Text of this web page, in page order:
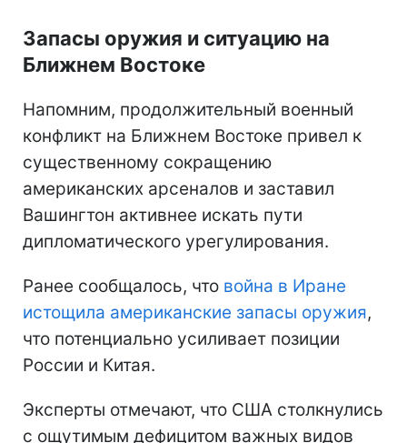
Запасы оружия и ситуацию на
Ближнем Востоке
Напомним, продолжительный военный
конфликт на Ближнем Востоке привел к
существенному сокращению
американских арсеналов и заставил
Вашингтон активнее искать пути
дипломатического урегулирования.
Ранее сообщалось, что война в Иране
истощила американские запасы оружия,
что потенциально усиливает позиции
России и Китая.
Эксперты отмечают, что США столкнулись
с ощутимым дефицитом важных видов